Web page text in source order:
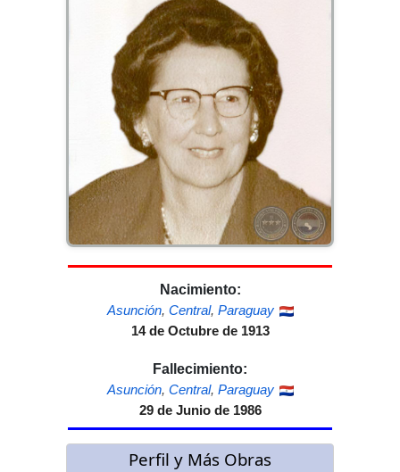
Nacimiento:
Asunción, Central, Paraguay
14 de Octubre de 1913
Fallecimiento:
Asunción, Central, Paraguay
29 de Junio de 1986
Perfil y Más Obras